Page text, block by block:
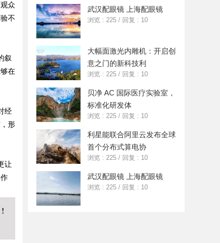
众
不
叙
在
经
形
让
武汉配眼镜 上海配眼镜
浏览 : 225 / 回复 : 10
大幅面激光内雕机：开启创
意之门的新科技利
浏览 : 225 / 回复 : 10
贝净 AC 国际医疗实验室，
标准化研发体
浏览 : 225 / 回复 : 10
利星能联合阿里云发布全球
首个分布式算电协
浏览 : 225 / 回复 : 10
武汉配眼镜 上海配眼镜
浏览 : 225 / 回复 : 10